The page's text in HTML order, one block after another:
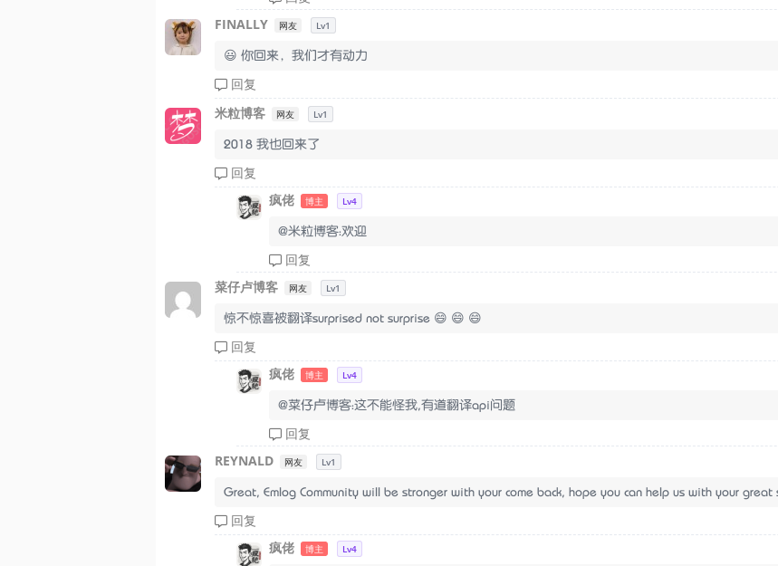
FINALLY
网友 Lv1
😃 你回来，我们才有动力
回复
米粒博客
网友 Lv1
2018 我也回来了
回复
疯佬
博主 Lv4
@米粒博客：欢迎
回复
菜仔卢博客
网友 Lv1
惊不惊喜被翻译surprised not surprise 😄 😄 😄
回复
疯佬
博主 Lv4
@菜仔卢博客：这不能怪我,有道翻译api问题
回复
REYNALD
网友 Lv1
Great, Emlog Community will be stronger with your come back, hope you can help us with your great
回复
疯佬
博主 Lv4